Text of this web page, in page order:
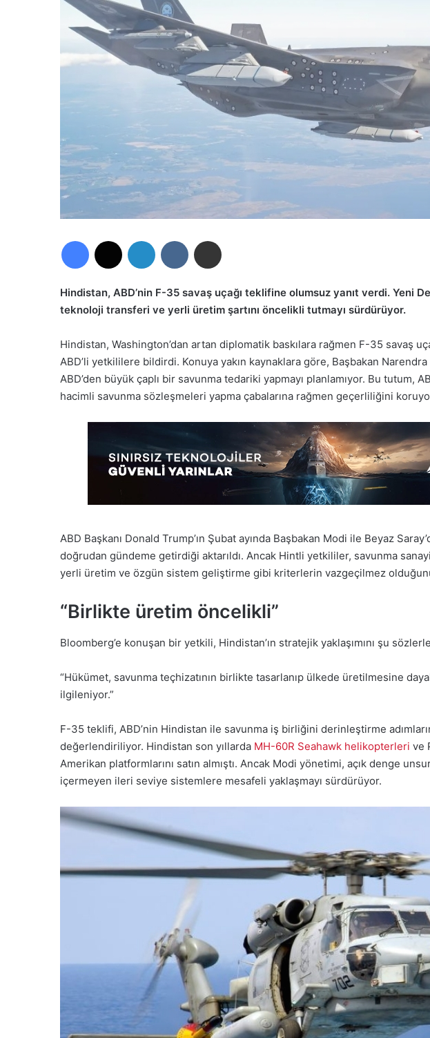
Hindistan, ABD’nin F-35 savaş uçağı teklifine olumsuz yanıt verdi. Yeni
teknoloji transferi ve yerli üretim şartını öncelikli tutmayı sürdürüyor.
Hindistan, Washington’dan artan diplomatik baskılara rağmen F-35 savaş
ABD’li yetkililere bildirdi. Konuya yakın kaynaklara göre, Başbakan
ABD’den büyük çaplı bir savunma tedariki yapmayı planlamıyor. Bu tutum,
hacimli savunma sözleşmeleri yapma çabalarına rağmen geçerliliğini
ABD Başkanı Donald Trump’ın Şubat ayında Başbakan Modi ile Beyaz
doğrudan gündeme getirdiği aktarıldı. Ancak Hintli yetkililer, savunma
yerli üretim ve özgün sistem geliştirme gibi kriterlerin vazgeçilmez
“Birlikte üretim öncelikli”
Bloomberg’e konuşan bir yetkili, Hindistan’ın stratejik yaklaşımını şu
“Hükümet, savunma teçhizatının birlikte tasarlanıp ülkede üretilmesine
ilgileniyor.”
F-35 teklifi, ABD’nin Hindistan ile savunma iş birliğini derinleştirme
değerlendiriliyor. Hindistan son yıllarda MH-60R Seahawk helikopterleri ve
Amerikan platformlarını satın almıştı. Ancak Modi yönetimi, açık denge
içermeyen ileri seviye sistemlere mesafeli yaklaşmayı sürdürüyor.